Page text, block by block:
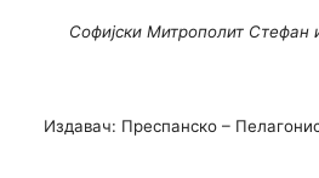
Софијски Митрополит Стефан
Издавач: Преспанско –